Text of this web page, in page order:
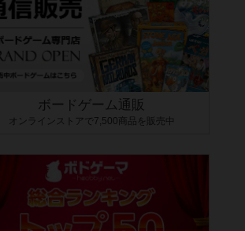
参加者へのルール説明時間は含まれていないため、初めて
クッキング・海賊同士の対決など、ゲームコンセプトを絞
向けの絞込機能です。例えば「ダイスロール」はランダ
ボードゲーム通販
オンラインストアで7,500商品を販売中